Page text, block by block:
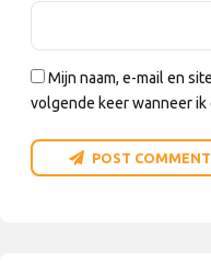
Mijn naam, e-mail en
volgende keer wanneer ik
POST COMMENT